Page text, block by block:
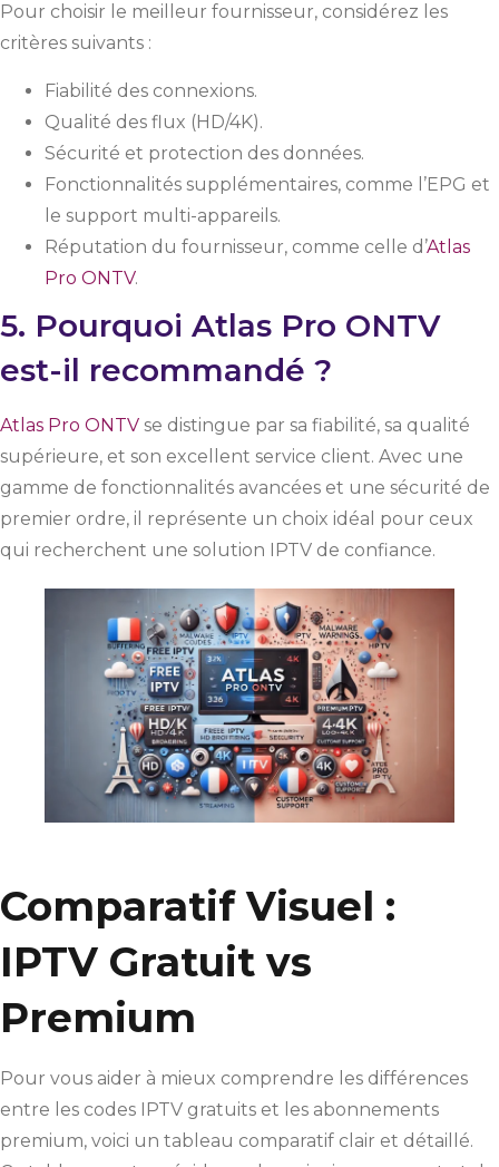
Pour choisir le meilleur fournisseur, considérez les
critères suivants :
Fiabilité des connexions.
Qualité des flux (HD/4K).
Sécurité et protection des données.
Fonctionnalités supplémentaires, comme l’EPG et
le support multi-appareils.
Réputation du fournisseur, comme celle d’Atlas
Pro ONTV.
5. Pourquoi Atlas Pro ONTV
est-il recommandé ?
Atlas Pro ONTV se distingue par sa fiabilité, sa qualité
supérieure, et son excellent service client. Avec une
gamme de fonctionnalités avancées et une sécurité de
premier ordre, il représente un choix idéal pour ceux
qui recherchent une solution IPTV de confiance.
Comparatif Visuel :
IPTV Gratuit vs
Premium
Pour vous aider à mieux comprendre les différences
entre les codes IPTV gratuits et les abonnements
premium, voici un tableau comparatif clair et détaillé.